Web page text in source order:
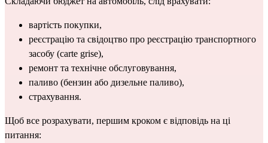
вартість покупки,
реєстрацію та свідоцтво про реєстрацію транспортного
засобу (carte grise),
ремонт та технічне обслуговування,
паливо (бензин або дизельне паливо),
страхування.
Щоб все розрахувати, першим кроком є відповідь на ці
питання: